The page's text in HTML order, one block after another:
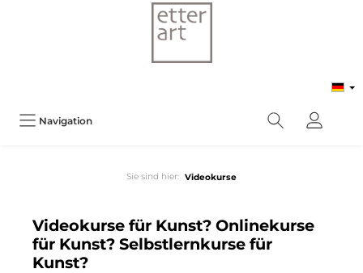
Navigation
Sie sind hier: Videokurse
Videokurse für Kunst? Onlinekurse
für Kunst? Selbstlernkurse für
Kunst?